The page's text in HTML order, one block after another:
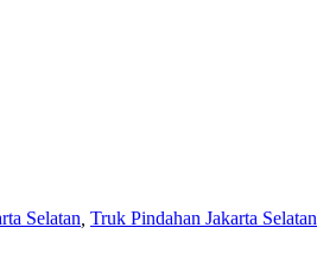
Selatan Truk Pindahan Jakarta Selatan